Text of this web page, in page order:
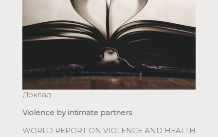
Доклад
Violence by intimate partners
WORLD REPORT ON VIOLENCE AND HEALTH